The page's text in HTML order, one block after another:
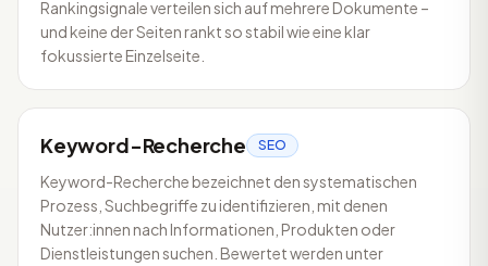
Rankingsignale verteilen sich auf mehrere Dokumente –
und keine der Seiten rankt so stabil wie eine klar
fokussierte Einzelseite.
Keyword-Recherche SEO
Keyword-Recherche bezeichnet den systematischen
Prozess, Suchbegriffe zu identifizieren, mit denen
Nutzer:innen nach Informationen, Produkten oder
Dienstleistungen suchen. Bewertet werden unter